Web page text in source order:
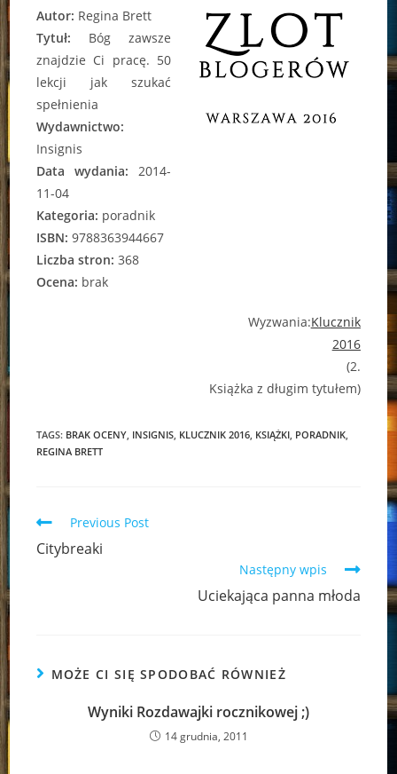
Autor: Regina Brett
Tytuł: Bóg zawsze
znajdzie Ci pracę. 50
lekcji jak szukać
spełnienia
Wydawnictwo:
Insignis
Data wydania: 2014-
11-04
Kategoria: poradnik
ISBN: 9788363944667
Liczba stron: 368
Ocena: brak
Wyzwania:Klucznik
2016
(2.
Książka z długim tytułem)
TAGS: BRAK OCENY, INSIGNIS, KLUCZNIK 2016, KSIĄŻKI, PORADNIK,
REGINA BRETT
Read
more
articles
Previous Post
Citybreaki
Następny wpis
Uciekająca panna młoda
MOŻE CI SIĘ SPODOBAĆ RÓWNIEŻ
Wyniki Rozdawajki rocznikowej ;)
14 grudnia, 2011